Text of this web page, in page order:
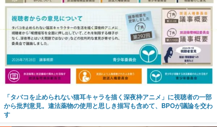
「タバコを止められない猫耳キャラを描く深夜枠アニメ」に視聴者の一部
から批判意見。違法薬物の使用と思しき描写も含めて、BPOが議論を交わ
す